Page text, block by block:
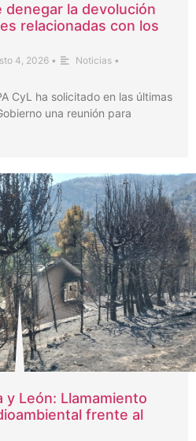
denegar la devolución
relacionadas con los
4, 2026 • Noticias •
CyL ha solicitado en las últimas
una reunión para
y León: Llamamiento
frente al